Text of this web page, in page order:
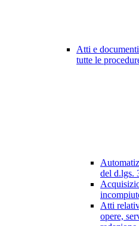
Atti e
tutte le
del d.lgs.
Atti
opere,